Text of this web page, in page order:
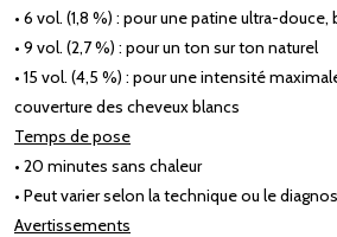
• 6 vol. (1,8 %) : pour une patine ultra-
• 9 vol. (2,7 %) : pour un ton sur ton naturel
• 15 vol. (4,5 %) : pour une intensité
couverture des cheveux blancs
Temps de pose
• 20 minutes sans chaleur
• Peut varier selon la technique ou le
Avertissements